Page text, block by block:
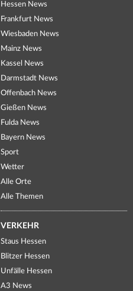
Hessen News
Frankfurt News
Wiesbaden News
Mainz News
Kassel News
Darmstadt News
Offenbach News
Gießen News
Fulda News
Bayern News
Sport
Wetter
Alle Orte
Alle Themen
VERKEHR
Staus Hessen
Blitzer Hessen
Unfälle Hessen
A3 News